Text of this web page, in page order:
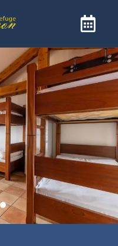
de
de-
Saint-
refuge est
étape
refuge est
et aux